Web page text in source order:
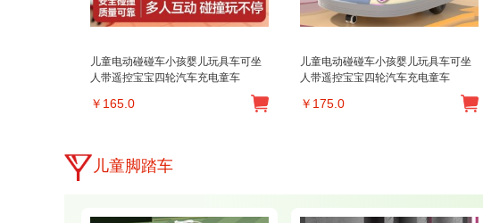
儿童电动碰碰车小孩婴儿玩具车可坐
人带遥控宝宝四轮汽车充电童车
￥ 165.0
儿童电动碰碰车小孩婴儿玩具车可坐
人带遥控宝宝四轮汽车充电童车
￥ 175.0
儿童脚踏车